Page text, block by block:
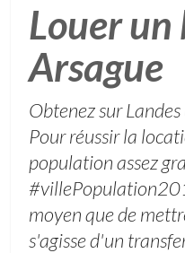
Louer un
Arsague
Obtenez sur
Pour réussir la
population assez
moyen que de
s'agisse d'un